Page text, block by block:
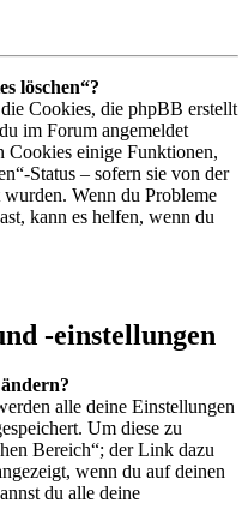
löschen“?
Cookies, die phpBB erstellt
im Forum angemeldet
Cookies einige Funktionen,
Status – sofern sie von der
Wenn du Probleme
kann es helfen, wenn du
-einstellungen
alle deine Einstellungen
Um diese zu
Bereich“; der Link dazu
wenn du auf deinen
du alle deine